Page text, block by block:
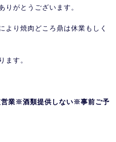
りがとうございます。
より焼肉どころ鼎は休業もしく
ます。
営業※酒類提供しない※事前ご予